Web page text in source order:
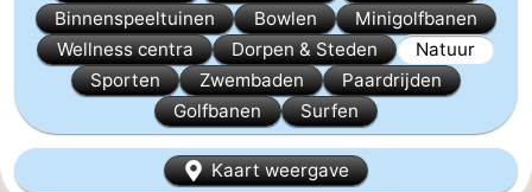
Appartementen
Holiday
Suites
-
Seaside
Bed
Binnenspeeltuinen
Bowlen
Minigolfbanen
Wellness centra
Dorpen & Steden
Natuur
Sporten
Zwembaden
Paardrijden
Golfbanen
Surfen
Kaart weergave